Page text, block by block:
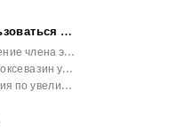
Как пользоваться гелем для увеличения члена
Увеличение члена эспандером результаты урологи
Мазь троксевазин увеличение члена
Операция по увеличению члена кемерово